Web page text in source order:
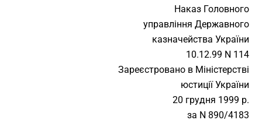
Наказ Головного
управління Державного
казначейства України
10.12.99 N 114
Зареєстровано в Міністерстві
юстиції України
20 грудня 1999 р.
за N 890/4183